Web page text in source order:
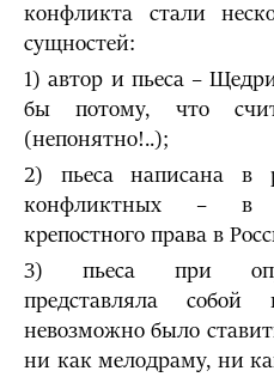
конфликта стали
сущностей:
1) автор и пьеса –
бы потому, что
(непонятно!..);
2) пьеса написана в
конфликтных – в
крепостного права в
3) пьеса при
представляла
невозможно было
ни как мелодраму, ни